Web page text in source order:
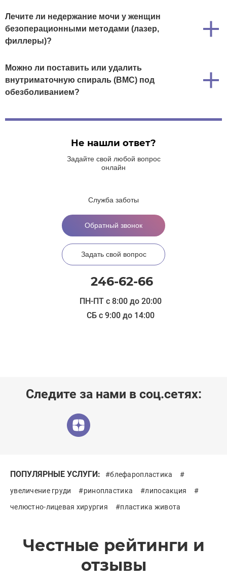
Лечите ли недержание мочи у женщин
безоперационными методами (лазер,
филлеры)?
Можно ли поставить или удалить
внутриматочную спираль (ВМС) под
обезболиванием?
Не нашли ответ?
Задайте свой любой вопрос
онлайн
Служба заботы
Обратный звонок
Задать свой вопрос
246-62-66
ПН-ПТ с 8:00 до 20:00
СБ с 9:00 до 14:00
Следите за нами в соц.сетях:
ПОПУЛЯРНЫЕ УСЛУГИ: #блефаропластика
#
увеличение груди
#ринопластика #липосакция
#
челюстно-лицевая хирургия
#пластика живота
Честные рейтинги и
отзывы